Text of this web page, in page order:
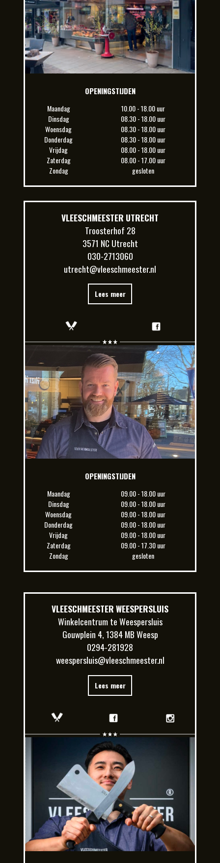
OPENINGSTIJDEN
Maandag
10.00 - 18.00 uur
Dinsdag
08.30 - 18.00 uur
Woensdag
08.30 - 18.00 uur
Donderdag
08.30 - 18.00 uur
Vrijdag
08.00 - 18.00 uur
Zaterdag
08.00 - 17.00 uur
Zondag
gesloten
VLEESCHMEESTER UTRECHT
Troosterhof 28
3571 NC Utrecht
030-2713060
utrecht@vleeschmeester.nl
Lees meer
OPENINGSTIJDEN
Maandag
09.00 - 18.00 uur
Dinsdag
09.00 - 18.00 uur
Woensdag
09.00 - 18.00 uur
Donderdag
09.00 - 18.00 uur
Vrijdag
09.00 - 18.00 uur
Zaterdag
09.00 - 17.30 uur
Zondag
gesloten
VLEESCHMEESTER WEESPERSLUIS
Winkelcentrum te Weespersluis
Gouwplein 4, 1384 MB Weesp
0294-281928
weespersluis@vleeschmeester.nl
Lees meer